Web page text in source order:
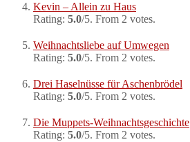
Kevin – Allein zu Haus
Rating: 5.0/5. From 2 votes.
Weihnachtsliebe auf Umwegen
Rating: 5.0/5. From 2 votes.
Drei Haselnüsse für Aschenbrödel
Rating: 5.0/5. From 2 votes.
Die Muppets-Weihnachtsgeschichte
Rating: 5.0/5. From 2 votes.